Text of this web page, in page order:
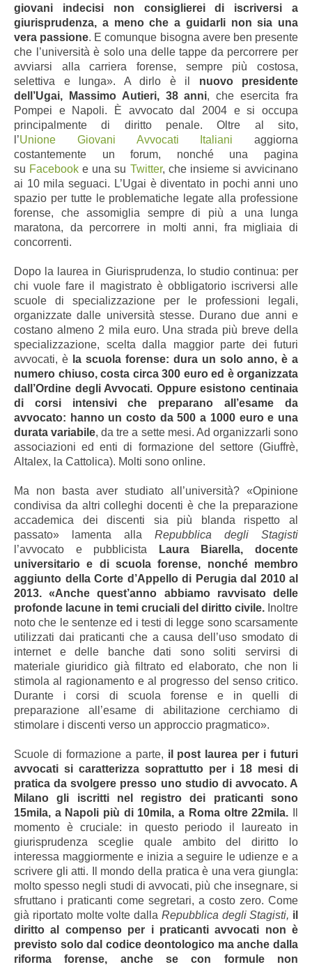
giovani indecisi non consiglierei di iscriversi a
giurisprudenza, a meno che a guidarli non sia una
vera passione. E comunque bisogna avere ben presente
che l’università è solo una delle tappe da percorrere per
avviarsi alla carriera forense, sempre più costosa,
selettiva e lunga». A dirlo è il nuovo presidente
dell’Ugai, Massimo Autieri, 38 anni, che esercita fra
Pompei e Napoli. È avvocato dal 2004 e si occupa
principalmente di diritto penale. Oltre al sito,
l’Unione Giovani Avvocati Italiani aggiorna
costantemente un forum, nonché una pagina
su Facebook e una su Twitter, che insieme si avvicinano
ai 10 mila seguaci. L’Ugai è diventato in pochi anni uno
spazio per tutte le problematiche legate alla professione
forense, che assomiglia sempre di più a una lunga
maratona, da percorrere in molti anni, fra migliaia di
concorrenti.
Dopo la laurea in Giurisprudenza, lo studio continua: per
chi vuole fare il magistrato è obbligatorio iscriversi alle
scuole di specializzazione per le professioni legali,
organizzate dalle università stesse. Durano due anni e
costano almeno 2 mila euro. Una strada più breve della
specializzazione, scelta dalla maggior parte dei futuri
avvocati, è la scuola forense: dura un solo anno, è a
numero chiuso, costa circa 300 euro ed è organizzata
dall’Ordine degli Avvocati. Oppure esistono centinaia
di corsi intensivi che preparano all’esame da
avvocato: hanno un costo da 500 a 1000 euro e una
durata variabile, da tre a sette mesi. Ad organizzarli sono
associazioni ed enti di formazione del settore (Giuffrè,
Altalex, la Cattolica). Molti sono online.
Ma non basta aver studiato all’università? «Opinione
condivisa da altri colleghi docenti è che la preparazione
accademica dei discenti sia più blanda rispetto al
passato» lamenta alla Repubblica degli Stagisti
l’avvocato e pubblicista
Laura Biarella, docente
universitario e di scuola forense, nonché membro
aggiunto della Corte d’Appello di Perugia dal 2010 al
2013. «Anche quest’anno abbiamo ravvisato delle
profonde lacune in temi cruciali del diritto civile. Inoltre
noto che le sentenze ed i testi di legge sono scarsamente
utilizzati dai praticanti che a causa dell’uso smodato di
internet e delle banche dati sono soliti servirsi di
materiale giuridico già filtrato ed elaborato, che non li
stimola al ragionamento e al progresso del senso critico.
Durante i corsi di scuola forense e in quelli di
preparazione all’esame di abilitazione cerchiamo di
stimolare i discenti verso un approccio pragmatico».
Scuole di formazione a parte, il post laurea per i futuri
avvocati si caratterizza soprattutto per i 18 mesi di
pratica da svolgere presso uno studio di avvocato. A
Milano gli iscritti nel registro dei praticanti sono
15mila, a Napoli più di 10mila, a Roma oltre 22mila.
momento è cruciale: in questo periodo il laureato in
giurisprudenza sceglie quale ambito del diritto lo
interessa maggiormente e inizia a seguire le udienze e a
scrivere gli atti. Il mondo della pratica è una vera giungla:
molto spesso negli studi di avvocati, più che insegnare, si
sfruttano i praticanti come segretari, a costo zero. Come
già riportato molte volte dalla Repubblica degli Stagisti, il
diritto al compenso per i praticanti avvocati non è
previsto solo dal codice deontologico ma anche dalla
riforma forense, anche se con formule non